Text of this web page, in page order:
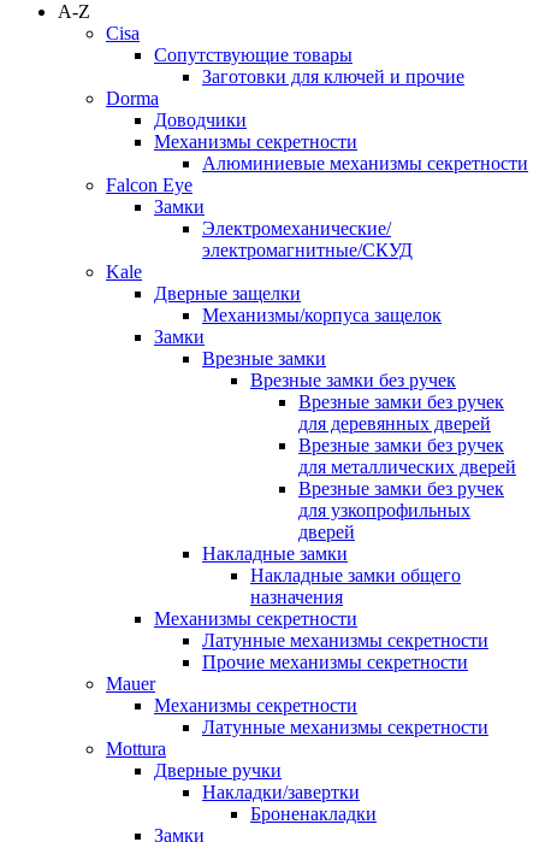
A-Z
Cisa
Сопутствующие товары
Заготовки для ключей и прочие
Dorma
Доводчики
Механизмы секретности
Алюминиевые механизмы секретности
Falcon Eye
Замки
Электромеханические/
электромагнитные/СКУД
Kale
Дверные защелки
Механизмы/корпуса защелок
Замки
Врезные замки
Врезные замки без ручек
Врезные замки без ручек
для деревянных дверей
Врезные замки без ручек
для металлических дверей
Врезные замки без ручек
для узкопрофильных
дверей
Накладные замки
Накладные замки общего
назначения
Механизмы секретности
Латунные механизмы секретности
Прочие механизмы секретности
Mauer
Механизмы секретности
Латунные механизмы секретности
Mottura
Дверные ручки
Накладки/завертки
Броненакладки
Замки